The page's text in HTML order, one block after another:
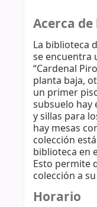
Acerca
La biblioteca
se encuentra
“Cardenal
planta baja,
un primer
subsuelo
y sillas para
hay mesas
colección
biblioteca en
Esto permite
colección a
Horario